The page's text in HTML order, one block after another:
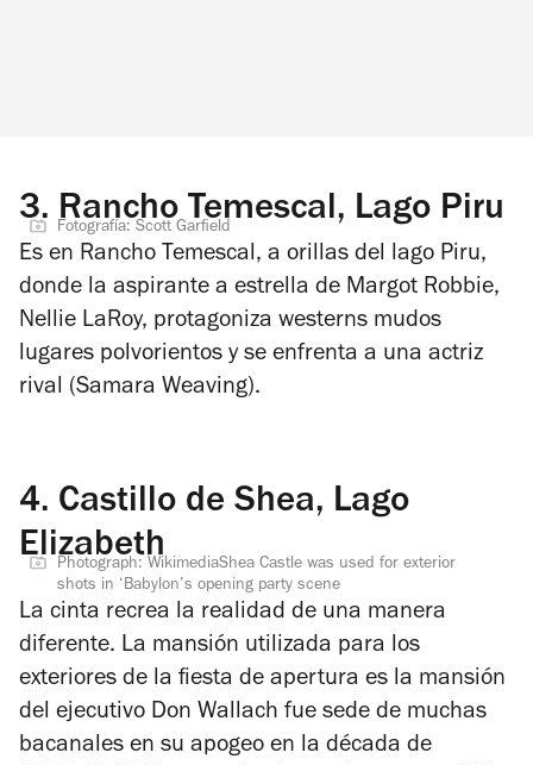
3. Rancho Temescal, Lago Piru
Fotografía: Scott Garfield
Es en Rancho Temescal, a orillas del lago Piru,
donde la aspirante a estrella de Margot Robbie,
Nellie LaRoy, protagoniza westerns mudos
lugares polvorientos y se enfrenta a una actriz
rival (Samara Weaving).
4. Castillo de Shea, Lago
Elizabeth
Photograph: WikimediaShea Castle was used for exterior
shots in ‘Babylon’s opening party scene
La cinta recrea la realidad de una manera
diferente. La mansión utilizada para los
exteriores de la fiesta de apertura es la mansión
del ejecutivo Don Wallach fue sede de muchas
bacanales en su apogeo en la década de